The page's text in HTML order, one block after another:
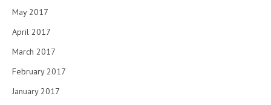
May 2017
April 2017
March 2017
February 2017
January 2017